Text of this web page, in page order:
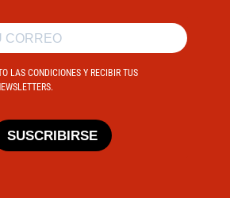
LAS CONDICIONES Y RECIBIR TUS
SUSCRIBIRSE